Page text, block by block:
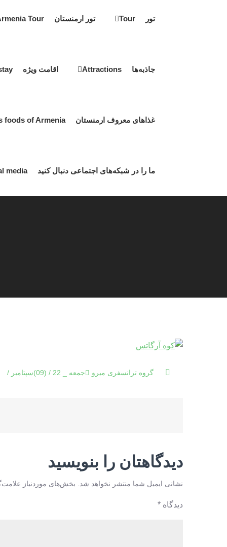
تور Tour تور ارمنستان Armenia Tour
جاذبه‌ها Attractions اقامت ویژه Special stay
غذاهای معروف ارمنستان Famous foods of Armenia
ما را در شبکه‌های اجتماعی دنبال کنید Follow us on social media
جمعه _ 22 / (09)سپتامبر / 2023
نوشته
دیدگاهتان را بنویسید
نشانی ایمیل شما منتشر نخواهد شد. بخش‌های موردنیاز
دیدگاه *